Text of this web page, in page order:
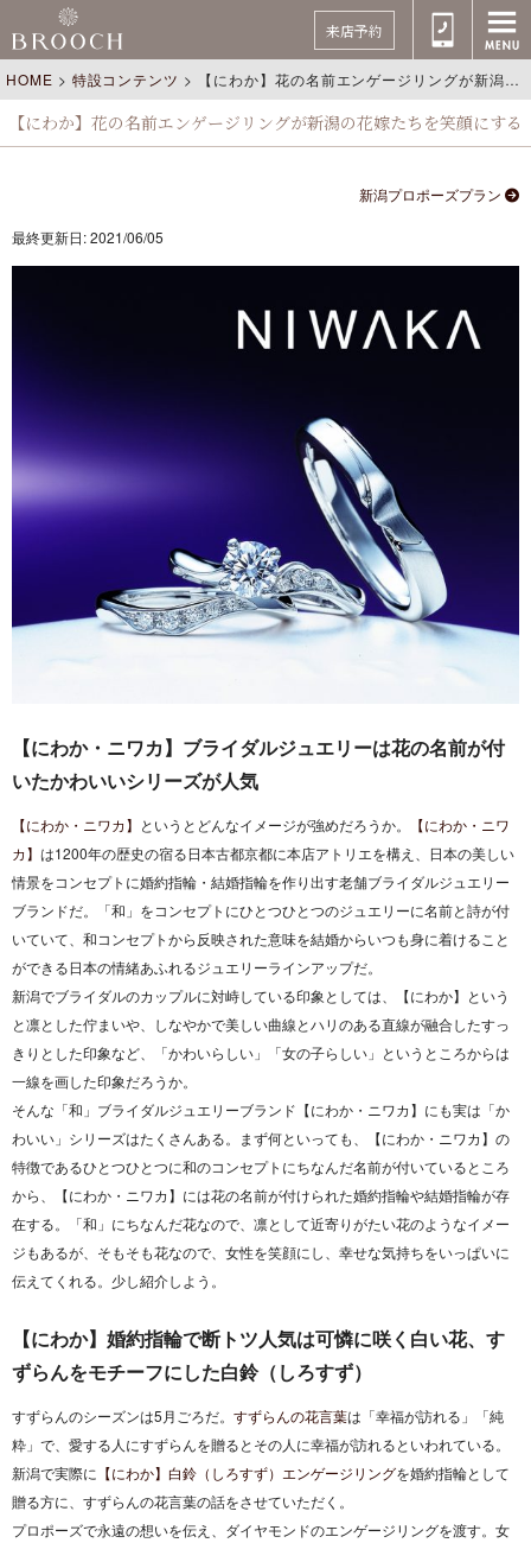
来店予約
HOME > 特設コンテンツ > 【にわか】花の名前エンゲージリングが新潟の花嫁たちを笑顔にする
【にわか】花の名前エンゲージリングが新潟の花嫁たちを笑顔にする
新潟プロポーズプラン
最終更新日: 2021/06/05
【にわか・ニワカ】ブライダルジュエリーは花の名前が付
いたかわいいシリーズが人気
【にわか・ニワカ】 というとどんなイメージが強めだろうか。
【にわか・ニワ
カ】 は1200年の歴史の宿る日本古都京都に本店アトリエを構え、日本の美しい
情景をコンセプトに婚約指輪・結婚指輪を作り出す老舗ブライダルジュエリー
ブランドだ。「和」をコンセプトにひとつひとつのジュエリーに名前と詩が付
いていて、和コンセプトから反映された意味を結婚からいつも身に着けること
ができる日本の情緒あふれるジュエリーラインアップだ。
新潟でブライダルのカップルに対峙している印象としては、【にわか】という
と凛とした佇まいや、しなやかで美しい曲線とハリのある直線が融合したすっ
きりとした印象など、「かわいらしい」「女の子らしい」というところからは
一線を画した印象だろうか。
そんな「和」ブライダルジュエリーブランド【にわか・ニワカ】にも実は「か
わいい」シリーズはたくさんある。まず何といっても、【にわか・ニワカ】の
特徴であるひとつひとつに和のコンセプトにちなんだ名前が付いているところ
から、【にわか・ニワカ】には花の名前が付けられた婚約指輪や結婚指輪が存
在する。「和」にちなんだ花なので、凛として近寄りがたい花のようなイメー
ジもあるが、そもそも花なので、女性を笑顔にし、幸せな気持ちをいっぱいに
伝えてくれる。少し紹介しよう。
【にわか】婚約指輪で断トツ人気は可憐に咲く白い花、す
ずらんをモチーフにした白鈴（しろすず）
すずらんのシーズンは5月ごろだ。 すずらんの花言葉は「幸福が訪れる」「純
粋」で、愛する人にすずらんを贈るとその人に幸福が訪れるといわれている。
新潟で実際に 【にわか】白鈴（しろすず）エンゲージリングを婚約指輪として
贈る方に、すずらんの花言葉の話をさせていただく。
プロポーズで永遠の想いを伝え、ダイヤモンドのエンゲージリングを渡す。女